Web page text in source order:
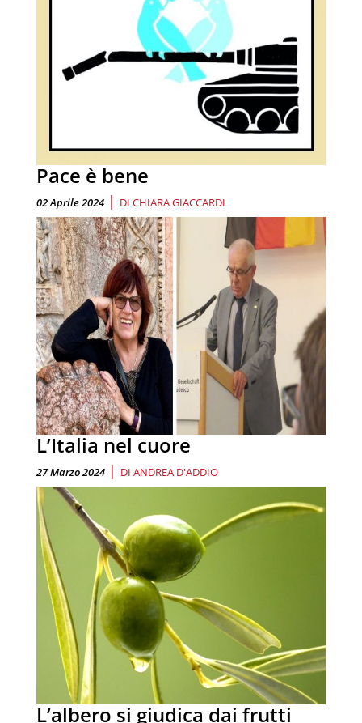
Pace è bene
02 Aprile 2024 | DI CHIARA GIACCARDI
L’Italia nel cuore
27 Marzo 2024 | DI ANDREA D'ADDIO
L’albero si giudica dai frutti